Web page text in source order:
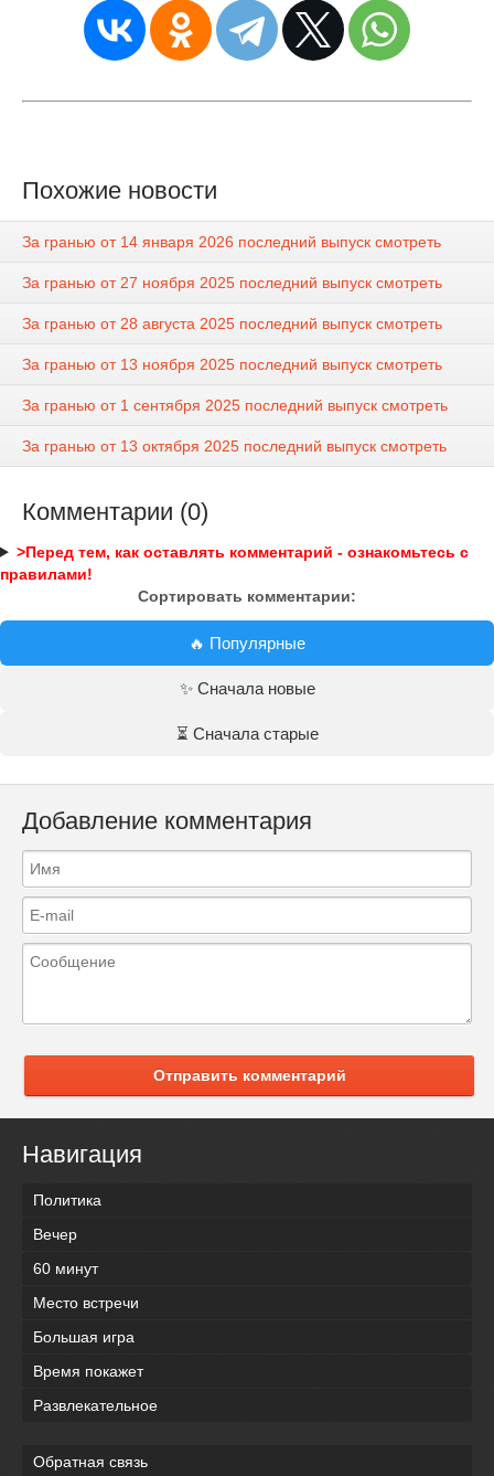
Похожие новости
За гранью от 14 января 2026 последний выпуск смотреть
За гранью от 27 ноября 2025 последний выпуск смотреть
За гранью от 28 августа 2025 последний выпуск смотреть
За гранью от 13 ноября 2025 последний выпуск смотреть
За гранью от 1 сентября 2025 последний выпуск смотреть
За гранью от 13 октября 2025 последний выпуск смотреть
Комментарии (0)
>Перед тем, как оставлять комментарий - ознакомьтесь с
правилами!
Сортировать комментарии:
🔥 Популярные
✨ Сначала новые
⏳ Сначала старые
Добавление комментария
Отправить комментарий
Навигация
Политика
Вечер
60 минут
Место встречи
Большая игра
Время покажет
Развлекательное
Обратная связь